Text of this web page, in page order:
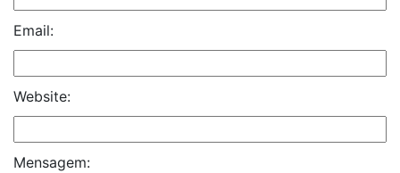
Email:
Website:
Mensagem: